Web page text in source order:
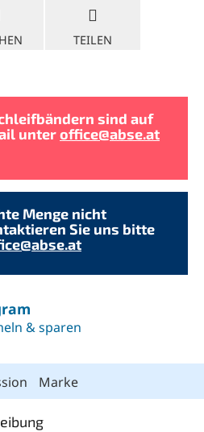
TEILEN
sind auf
unteroffice@abse.at
Menge nicht
Sie uns bitte
& sparen
Marke